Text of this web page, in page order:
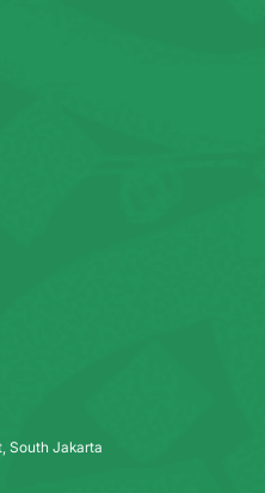
South Jakarta